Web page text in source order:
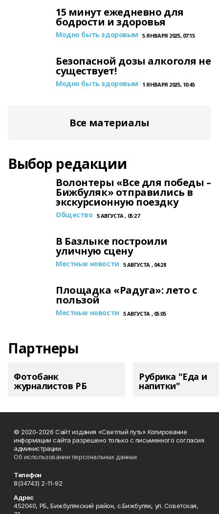
15 минут ежедневно для
бодрости и здоровья
Модно быть здоровым 5 ЯНВАРЯ 2025, 07:15
Безопасной дозы алкоголя не
существует!
Модно быть здоровым 1 ЯНВАРЯ 2025, 10:45
Все материалы
Выбор редакции
Волонтеры «Все для победы –
Бижбуляк» отправились в
экскурсионную поездку
Общество 5 АВГУСТА , 05:27
В Базлыке построили
уличную сцену
Местные новости 5 АВГУСТА , 04:28
Площадка «Радуга»: лето с
пользой
Местные новости 5 АВГУСТА , 05:05
Партнеры
Фотобанк
журналистов РБ
Рубрика "Еда и
напитки"
© 2020-2026 Сайт издания «Светлый путь» Копирование
информации сайта разрешено только с письменного согласия
администрации.
Об использовании персональных данных
Телефон
8(34743) 2-11-92
Адрес
452040, РБ, Бижбулякский район, с.Бижбуляк, ул. Советская,